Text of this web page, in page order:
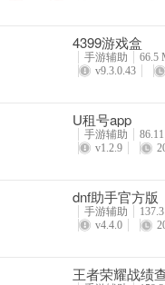
4399游戏盒
手游辅助
66.5
v9.3.0.43
U租号app
手游辅助
v1.2.9
dnf助手官方版
手游辅助
v4.4.0
王者荣耀战绩